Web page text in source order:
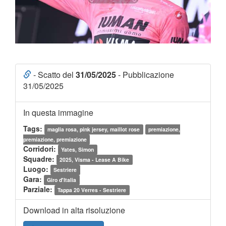
- Scatto del 31/05/2025- Pubblicazione
31/05/2025
In questa immagine
Tags: maglia rosa, pink jersey, maillot rose
premiazione,
premiazione, premiazione
Corridori: Yates, Simon
Squadre: 2025, Visma - Lease A Bike
Luogo: Sestriere
Gara: Giro d'Italia
Parziale: Tappa 20 Verres - Sestriere
Download in alta risoluzione